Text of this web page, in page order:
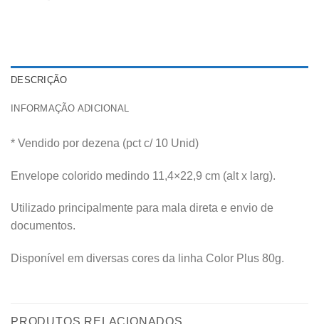
DESCRIÇÃO
INFORMAÇÃO ADICIONAL
* Vendido por dezena (pct c/ 10 Unid)
Envelope colorido medindo 11,4×22,9 cm (alt x larg).
Utilizado principalmente para mala direta e envio de
documentos.
Disponível em diversas cores da linha Color Plus 80g.
PRODUTOS RELACIONADOS